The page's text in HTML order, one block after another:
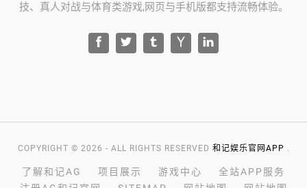
技、真人对战与体育类游戏,网页与手机版都支持流畅体验。
COPYRIGHT © 2026 - ALL RIGHTS RESERVED 和记娱乐官网APP .
了解和记AG 项目展示 游戏中心
全站APP服务